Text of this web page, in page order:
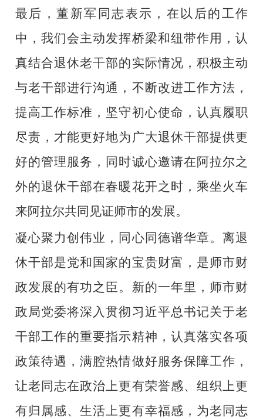
最后，董新军 同志表示，在以后的工作
中，我们会主动发挥桥梁和纽带作用，认
真结合退休老干部的实际情况，积极主动
与老干部进行沟通，不断改进工作方法，
提高工作标准，坚守初心使命，认真履职
尽责，才能更好地为广大退休干部提供更
好的管理服务 ， 同时诚心邀请在阿拉尔之
外的退休干部在春暖花开之时，乘坐火车
来阿拉尔共同见证师市的发展。
凝心聚力创伟业，同心同德谱华章。离退
休干部是党和国家的宝贵财富，是师市财
政发展的有功之臣。新的一年里， 师市财
政局党委将深入贯彻习近平总书记关于老
干部工作的重要指示精神，认真落实各项
政策待遇，满腔热情做好服务保障工作，
让老同志在政治上更有荣誉感、组织上更
有归属感、生活上更有幸福感，为老同志